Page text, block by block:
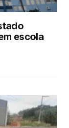
escola